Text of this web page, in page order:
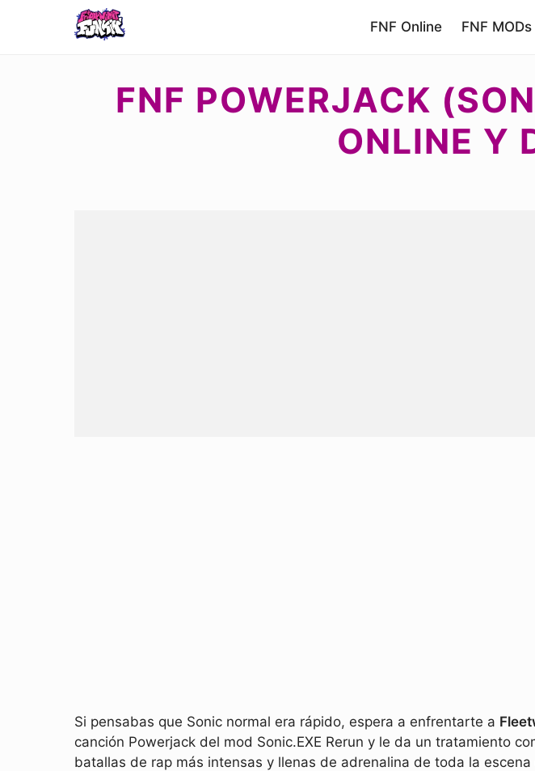
FNF Online FNF MODs
FNF POWERJACK
ONLINE Y
Si pensabas que Sonic normal era rápido, espera a enfrentarte a
canción Powerjack del mod Sonic.EXE Rerun y le da un tratamiento
batallas de rap más intensas y llenas de adrenalina de toda la